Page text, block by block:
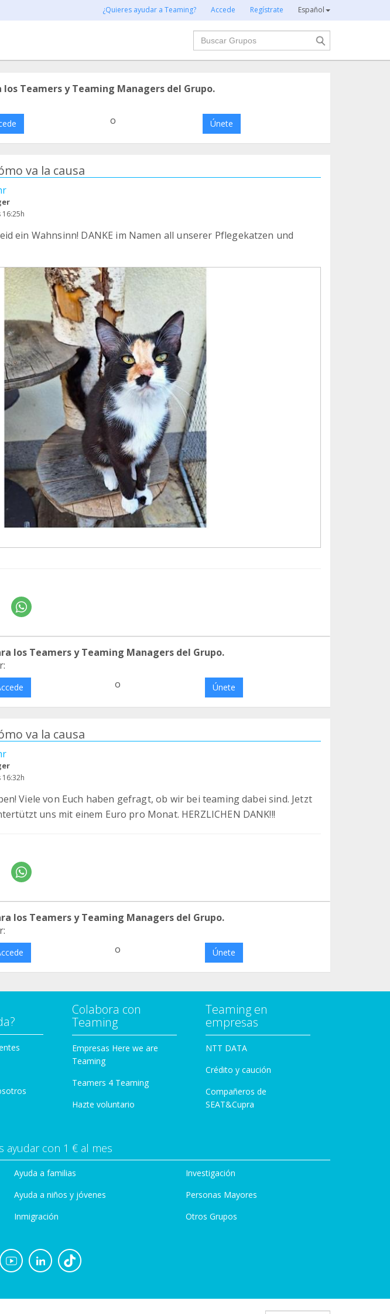
¿Quieres ayudar a Teaming? Accede Regístrate Español
Buscar
los Teamers y Teaming Managers del Grupo.
o Únete
va la causa
16:25h
ein Wahnsinn! DANKE im Namen all unserer Pflegekatzen und
los Teamers y Teaming Managers del Grupo.
o Únete
va la causa
16:32h
Viele von Euch haben gefragt, ob wir bei teaming dabei sind. Jetzt
uns mit einem Euro pro Monat. HERZLICHEN DANK!!!
los Teamers y Teaming Managers del Grupo.
o Únete
Colabora con
Teaming
Empresas Here we are
Teaming
Teamers 4 Teaming
Hazte voluntario
Teaming en
empresas
NTT DATA
Crédito y caución
Compañeros de
SEAT&Cupra
ayudar con 1 € al mes
Ayuda a familias
Ayuda a niños y jóvenes
Inmigración
Investigación
Personas Mayores
Otros Grupos